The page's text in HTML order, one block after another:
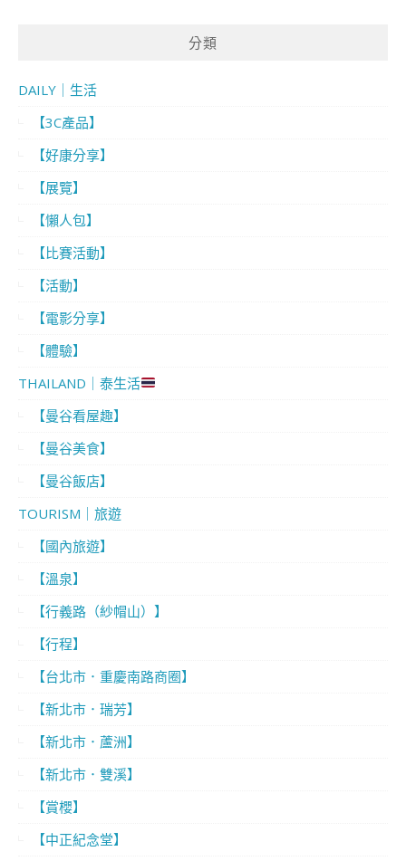
分類
DAILY｜生活
【3C產品】
【好康分享】
【展覽】
【懶人包】
【比賽活動】
【活動】
【電影分享】
【體驗】
THAILAND｜泰生活
【曼谷看屋趣】
【曼谷美食】
【曼谷飯店】
TOURISM｜旅遊
【國內旅遊】
【溫泉】
【行義路（紗帽山）】
【行程】
【台北市．重慶南路商圈】
【新北市．瑞芳】
【新北市．蘆洲】
【新北市．雙溪】
【賞櫻】
【中正紀念堂】